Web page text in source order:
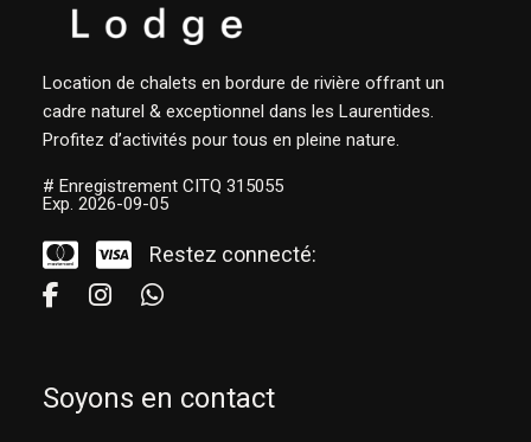
Location de chalets en bordure de rivière offrant un
cadre naturel & exceptionnel dans les Laurentides.
Profitez d’activités pour tous en pleine nature.
# Enregistrement CITQ 315055
Exp. 2026-09-05
Restez connecté:
Soyons en contact